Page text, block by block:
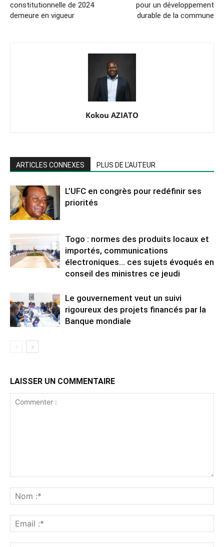
constitutionnelle de 2024
demeure en vigueur
pour un développement
durable de la commune
Kokou AZIATO
ARTICLES CONNEXES PLUS DE L'AUTEUR
L’UFC en congrès pour redéfinir ses
priorités
Togo : normes des produits locaux et
importés, communications
électroniques… ces sujets évoqués en
conseil des ministres ce jeudi
Le gouvernement veut un suivi
rigoureux des projets financés par la
Banque mondiale
LAISSER UN COMMENTAIRE